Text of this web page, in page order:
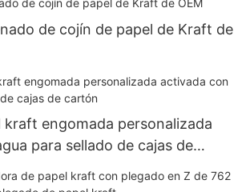
de cojín de papel de Kraft de
kraft engomada personalizada
para sellado de cajas de